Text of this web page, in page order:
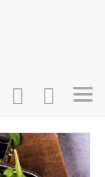
INLOGGEN